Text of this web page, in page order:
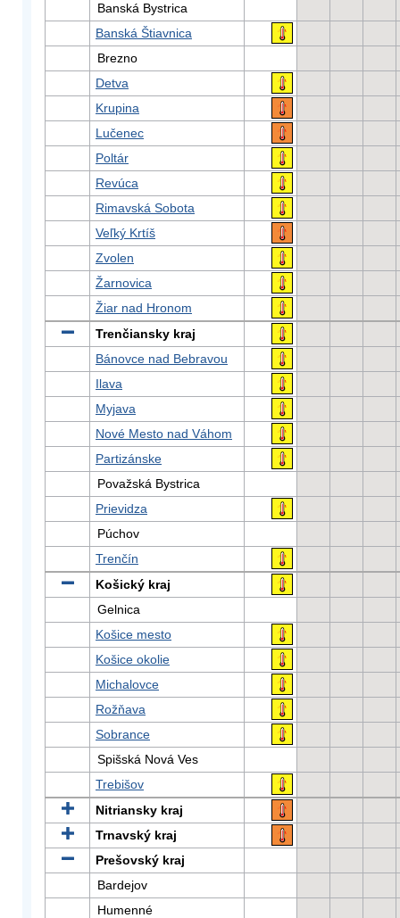
Banská Bystrica
Banská Štiavnica
Brezno
Detva
Krupina
Lučenec
Poltár
Revúca
Rimavská Sobota
Veľký Krtíš
Zvolen
Žarnovica
Žiar nad Hronom
Trenčiansky kraj
Bánovce nad Bebravou
Ilava
Myjava
Nové Mesto nad Váhom
Partizánske
Považská Bystrica
Prievidza
Púchov
Trenčín
Košický kraj
Gelnica
Košice mesto
Košice okolie
Michalovce
Rožňava
Sobrance
Spišská Nová Ves
Trebišov
Nitriansky kraj
Trnavský kraj
Prešovský kraj
Bardejov
Humenné